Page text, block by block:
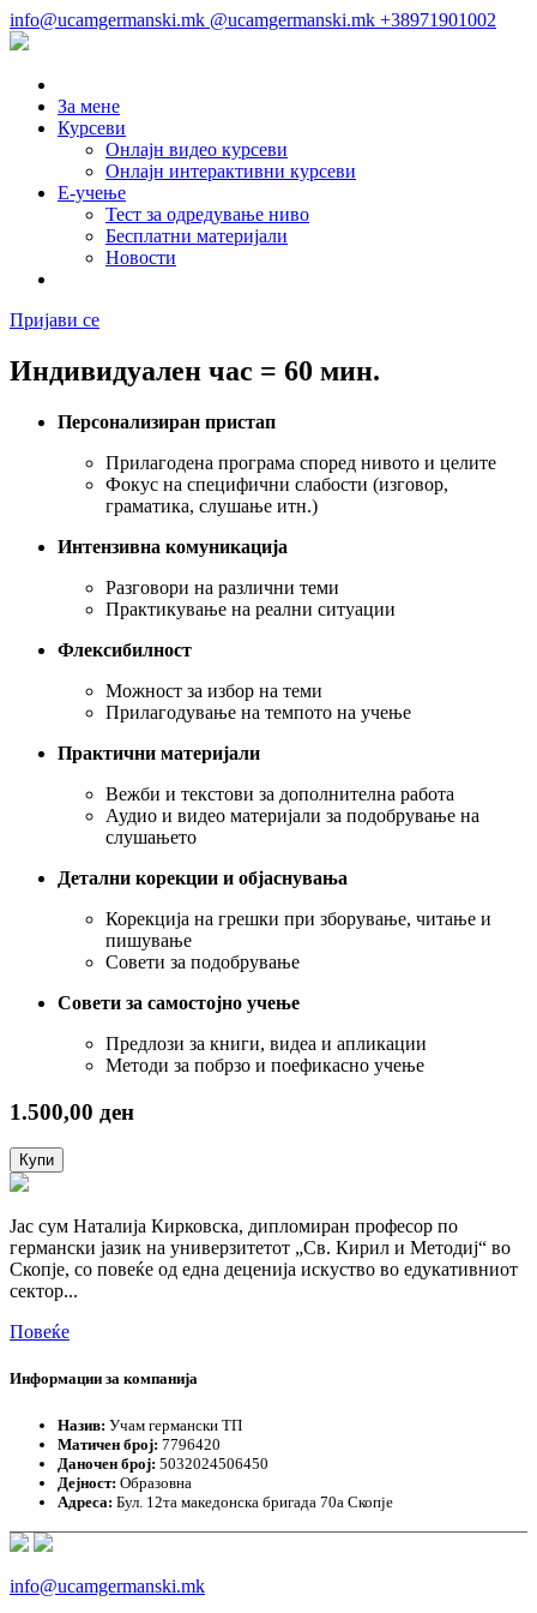
info@ucamgermanski.mk @ucamgermanski.mk +38971901002
За мене
Курсеви
Онлајн видео курсеви
Онлајн интерактивни курсеви
Е-учење
Тест за одредување ниво
Бесплатни материјали
Новости
Пријави се
Индивидуален час = 60 мин.
Персонализиран пристап
Прилагодена програма според нивото и целите
Фокус на специфични слабости (изговор,
граматика, слушање итн.)
Интензивна комуникација
Разговори на различни теми
Практикување на реални ситуации
Флексибилност
Можност за избор на теми
Прилагодување на темпото на учење
Практични материјали
Вежби и текстови за дополнителна работа
Аудио и видео материјали за подобрување на
слушањето
Детални корекции и објаснувања
Корекција на грешки при зборување, читање и
пишување
Совети за подобрување
Совети за самостојно учење
Предлози за книги, видеа и апликации
Методи за побрзо и поефикасно учење
1.500,00 ден
Индивидуален
час
60
мин.
quantity
Купи
Јас сум Наталија Кирковска, дипломиран професор по
германски јазик на универзитетот „Св. Кирил и Методиј“ во
Скопје, со повеќе од една деценија искуство во едукативниот
сектор...
Повеќе
Информации за компанија
Назив: Учам германски ТП
Матичен број: 7796420
Даночен број: 5032024506450
Дејност: Образовна
Адреса: Бул. 12та македонска бригада 70а Скопје
info@ucamgermanski.mk